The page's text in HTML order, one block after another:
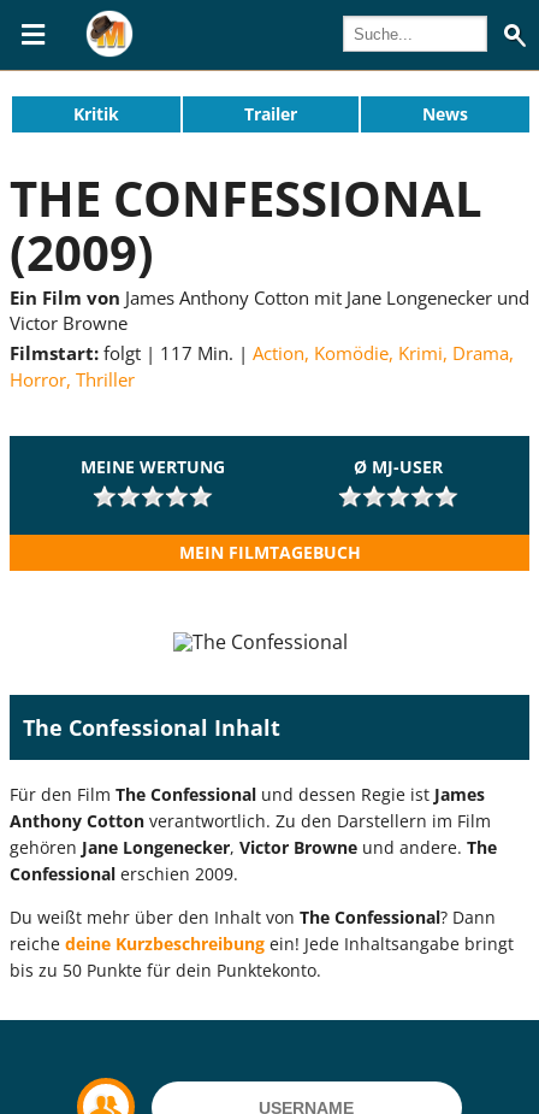
Kritik Trailer News
THE CONFESSIONAL
(2009)
Ein Film von James Anthony Cotton mit Jane Longenecker und
Victor Browne
Filmstart: folgt 117 Min. Action, Komödie, Krimi, Drama,
Horror, Thriller
MEINE WERTUNG Ø MJ-USER
MEIN FILMTAGEBUCH
The Confessional Inhalt
Für den Film The Confessional und dessen Regie ist James
Anthony Cotton verantwortlich. Zu den Darstellern im Film
gehören Jane Longenecker, Victor Browne und andere. The
Confessional erschien 2009.
Du weißt mehr über den Inhalt von The Confessional? Dann
reiche deine Kurzbeschreibung ein! Jede Inhaltsangabe bringt
bis zu 50 Punkte für dein Punktekonto.